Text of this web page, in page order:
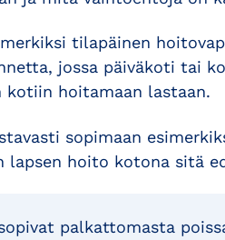
tilapäinen
jossa päiväkoti tai
kotiin hoitamaan lastaan.
sopimaan
lapsen hoito kotona sitä
palkattomasta